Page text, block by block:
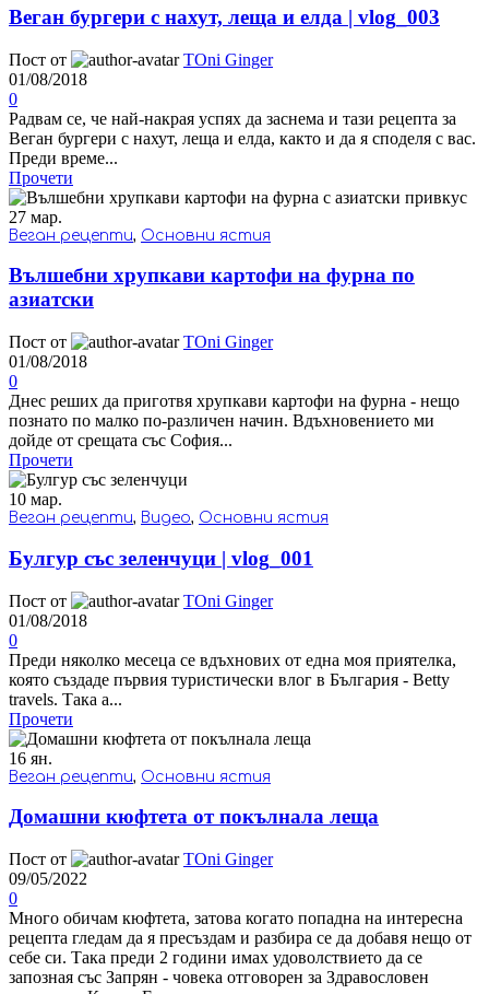
Веган бургери с нахут, леща и елда | vlog_003
Пост от
TOni Ginger
01/08/2018
0
Радвам се, че най-накрая успях да заснема и тази рецепта за
Веган бургери с нахут, леща и елда, както и да я споделя с вас.
Преди време...
Прочети
27 мар.
Веган рецепти, Основни ястия
Вълшебни хрупкави картофи на фурна по
азиатски
Пост от
TOni Ginger
01/08/2018
0
Днес реших да приготвя хрупкави картофи на фурна - нещо
познато по малко по-различен начин. Вдъхновението ми
дойде от срещата със София...
Прочети
10 мар.
Веган рецепти, Видео, Основни ястия
Булгур със зеленчуци | vlog_001
Пост от
TOni Ginger
01/08/2018
0
Преди няколко месеца се вдъхнових от една моя приятелка,
която създаде първия туристически влог в България - Betty
travels. Така а...
Прочети
16 ян.
Веган рецепти, Основни ястия
Домашни кюфтета от покълнала леща
Пост от
TOni Ginger
09/05/2022
0
Много обичам кюфтета, затова когато попадна на интересна
рецепта гледам да я пресъздам и разбира се да добавя нещо от
себе си. Така преди 2 години имах удоволствието да се
запозная със Запрян - човека отговорен за Здравословен